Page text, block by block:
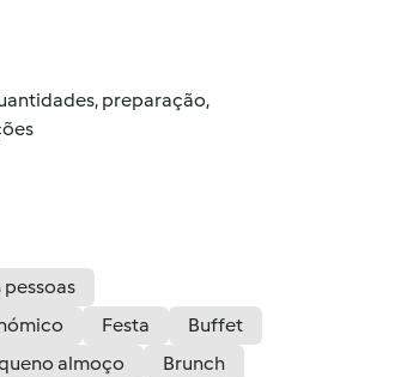
preparação,
Festa
Buffet
almoço
Brunch